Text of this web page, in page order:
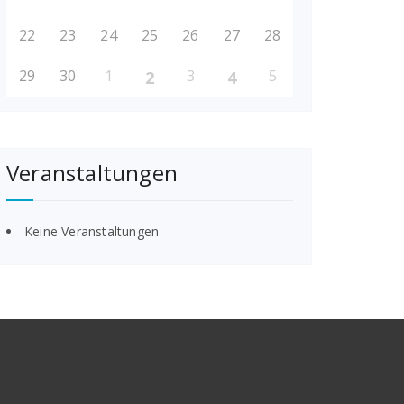
22 23 24 25 26 27 28
29 30 1 2 3 4 5
Veranstaltungen
Keine Veranstaltungen